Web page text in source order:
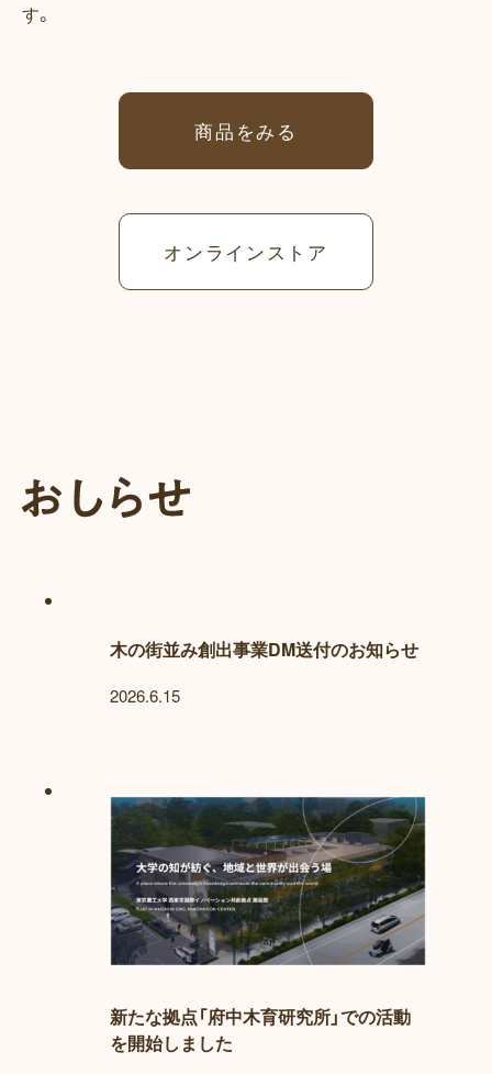
す。
商品をみる
オンラインストア
木の街並み創出事業DM送付のお知らせ
2026.6.15
新たな拠点「府中木育研究所」での活動
を開始しました